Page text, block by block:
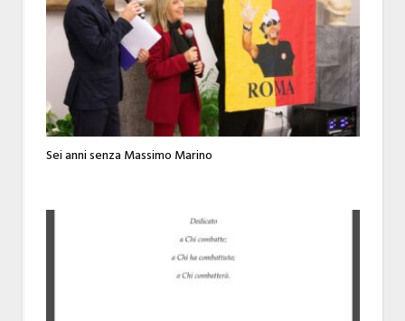
Sei anni senza Massimo Marino